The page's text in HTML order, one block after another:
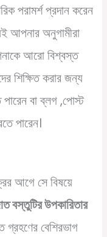
পরামর্শ প্রদান করেন
আপনার অনুগামীরা
আরো বিশ্বস্ত
শিক্ষিত করার জন্য
পারেন বা ব্লগ ,পোস্ট
পারেন।
আগে সে বিষয়ে
বস্তুটির উপকারিতার
গ্রহণের বেশিরভাগ